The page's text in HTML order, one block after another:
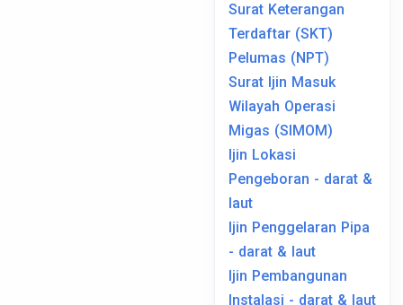
Surat Keterangan
Terdaftar (SKT)
Pelumas (NPT)
Surat Ijin Masuk
Wilayah Operasi
Migas (SIMOM)
Ijin Lokasi
Pengeboran - darat &
laut
Ijin Penggelaran Pipa
- darat & laut
Ijin Pembangunan
Instalasi - darat & laut